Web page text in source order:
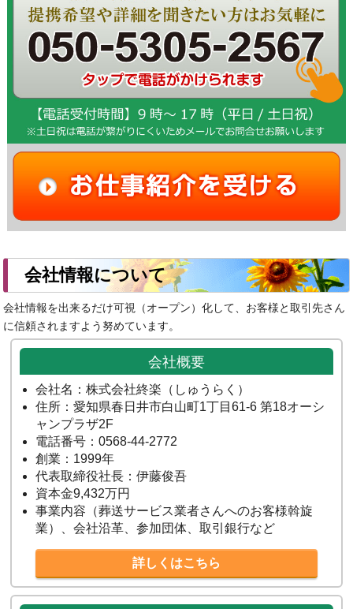
会社情報について
会社情報を出来るだけ可視（オープン）化して、お客様と取引先さん
に信頼されますよう努めています。
会社概要
会社名：株式会社終楽（しゅうらく）
住所：愛知県春日井市白山町1丁目61-6 第18オーシ
ャンプラザ2F
電話番号：0568-44-2772
創業：1999年
代表取締役社長：伊藤俊吾
資本金9,432万円
事業内容（葬送サービス業者さんへのお客様斡旋
業）、会社沿革、参加団体、取引銀行など
詳しくはこちら